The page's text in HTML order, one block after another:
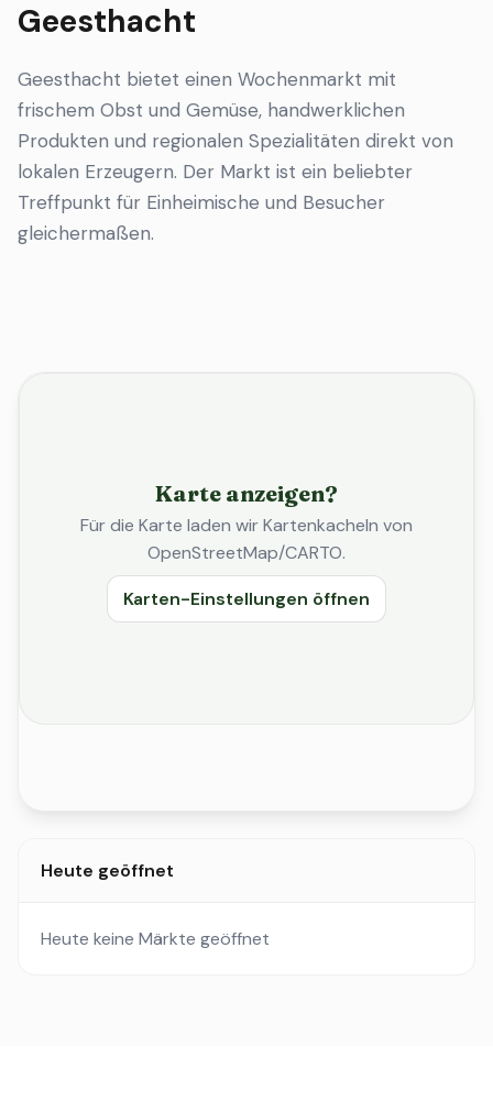
Geesthacht
Geesthacht bietet einen Wochenmarkt mit
frischem Obst und Gemüse, handwerklichen
Produkten und regionalen Spezialitäten direkt von
lokalen Erzeugern. Der Markt ist ein beliebter
Treffpunkt für Einheimische und Besucher
gleichermaßen.
Karte anzeigen?
Für die Karte laden wir Kartenkacheln von
OpenStreetMap/CARTO.
Karten-Einstellungen öffnen
Heute geöffnet
Heute keine Märkte geöffnet